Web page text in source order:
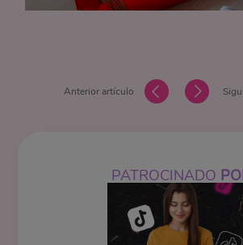
Anterior artículo
PATROCINADO